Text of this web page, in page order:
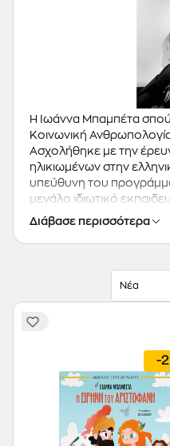
Η Ιωάννα Μπαμπέτα
Κοινωνική
Ασχολήθηκε με την
ηλικιωμένων στην ελληνική
υπεύθυνη του
μεγάλο ιδιωτικό
συντονίζει τις
νηπιαγωγείο και όλες
διατηρεί τη δική της
Βιβλίου" της
νέων τεχνολογιών και
Φιλαναγνωσία από τον
παιδικά βιβλία στην
κυκλοφορεί στον
διασποράς. Διδάσκει Δημιουργική Γραφή για το
παιδικό βιβλίο. Από το 2016 είναι Πρόεδρος της
Γυναικείας Λογοτεχνικής
της"Ένα τριαντάφυλλο
Διάβασε περισσότερα
Νέα
-